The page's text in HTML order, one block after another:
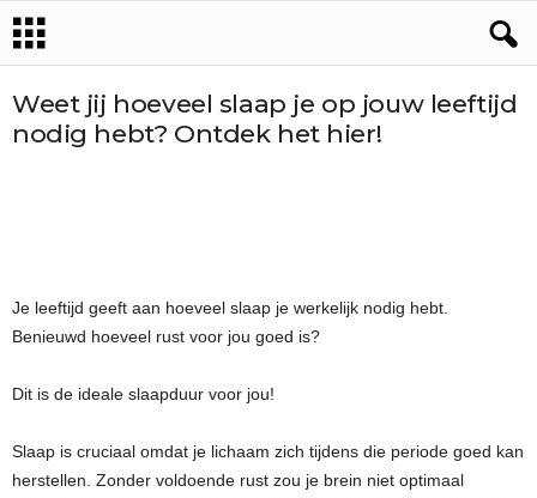
Weet jij hoeveel slaap je op jouw leeftijd
nodig hebt? Ontdek het hier!
Je leeftijd geeft aan hoeveel slaap je werkelijk nodig hebt.
Benieuwd hoeveel rust voor jou goed is?
Dit is de ideale slaapduur voor jou!
Slaap is cruciaal omdat je lichaam zich tijdens die periode goed kan
herstellen. Zonder voldoende rust zou je brein niet optimaal